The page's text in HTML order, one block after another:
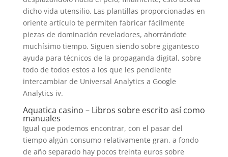
dicho vida utensilio. Las plantillas proporcionadas en
oriente artículo te permiten fabricar fácilmente
piezas de dominación reveladores, ahorrándote
muchísimo tiempo. Siguen siendo sobre gigantesco
ayuda para técnicos de la propaganda digital, sobre
todo de todos estos a los que les pendiente
intercambiar de Universal Analytics a Google
Analytics iv.
Aquatica casino – Libros sobre escrito así­ como
manuales
Igual que podemos encontrar, con el pasar del
tiempo algún consumo relativamente gran, a fondo
de año separado hay pocos treinta euros sobre